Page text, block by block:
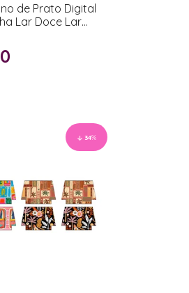
de Prato Digital
Lar Doce Lar
34%